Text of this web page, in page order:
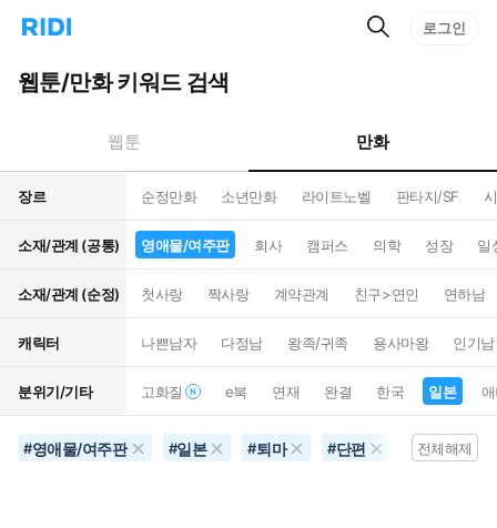
리
홈
으
턴
트
검
로그인
웹툰/만화 키워드 검색
웹툰 만화
장르 순정만화 소년만화 라이트노벨 판타지/SF
소재/관계 (공통) 영애물/여주판 회사 캠퍼스 의학 성장 일
소재/관계 (순정) 첫사랑 짝사랑 계약관계 친구>연인 연하남
캐릭터 나쁜남자 다정남 왕족/귀족 용사마왕 인기남
분위기/기타 고화질 e북 연재 완결 한국 일본
#영애물/여주판 #일본 #퇴마 #단편 역하렘
전체해제